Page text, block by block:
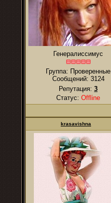
Генералиссимус
Группа: Проверенные
Сообщений: 3124
Репутация: 3
Статус: Offline
krasavishna